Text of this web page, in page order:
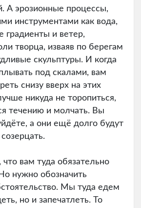
А эрозионные процессы,
инструментами как вода,
градиенты и ветер,
творца, изваяв по берегам
скульптуры. И когда
под скалами, вам
снизу вверх на этих
никуда не торопиться,
течению и молчать. Вы
а они ещё долго будут
вам туда обязательно
нужно обозначить
Мы туда едем
но и запечатлеть. То